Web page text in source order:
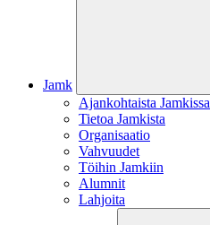
Jamk
Ajankohtaista Jamkissa
Tietoa Jamkista
Organisaatio
Vahvuudet
Töihin Jamkiin
Alumnit
Lahjoita